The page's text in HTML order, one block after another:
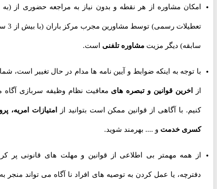
امکان مشاوره از هر نقطه و بدون نیاز به مراجعه حضوری از (به جز
تعطیلات رسمی) توسط مشاورین مجرب مرکز باران (با بیش از 3 سال
سابقه) دیگر مزیت مشاوره تلفنیاست.
با توجه به اینکه ضوابط و آیین نامه ها مدام در حال تغییر است، شما را
اخرین قوانین و تبصره هایمعافیت نظام وظیفه سربازی آگاه می
کنیم. با آگاهی از قوانین ممکن است بتوانید ازامتیازات امریه، پروژه
کسری خدمتو .... بهرمند شوید.
از همه مهمتر بی اطلاعی از قوانین و مهلت های قانونی پر کردن
دفترچه، یا عمل کردن به توصیه های افراد نا آگاه می تواند منجر به از